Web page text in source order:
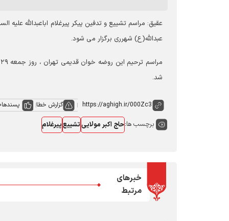
عبدالله(ع) شهرری برگزار می شود.
شد.
گزارش خطا پسندها
برچسب ها:حاج اکبر مولاییتشییعپیرغلام
خبرهای
مرتبط